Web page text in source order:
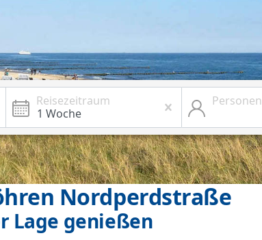
Reisezeitraum Personen
Nordperdstraße
Lage genießen